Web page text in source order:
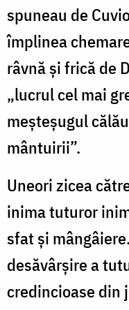
spuneau de
împlinea
râvnă și frică de
„lucrul cel mai
meșteșugul
mântuirii”.
Uneori zicea
inima tuturor
sfat și
desăvârșire a
credincioase din